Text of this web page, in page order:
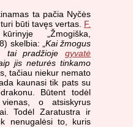
ta pačia Nyčės
būti tavęs vertas. F.
„Žmogiška,
skelbia: „ Kai žmogus
tai pradžioje gyvatė
jis neturės tinkamo
tačiau niekur nemato
kaunasi tik pats su
Būtent todėl
o atsiskyrus
Todėl Zaratustra ir
nenugalėsi to, kuris